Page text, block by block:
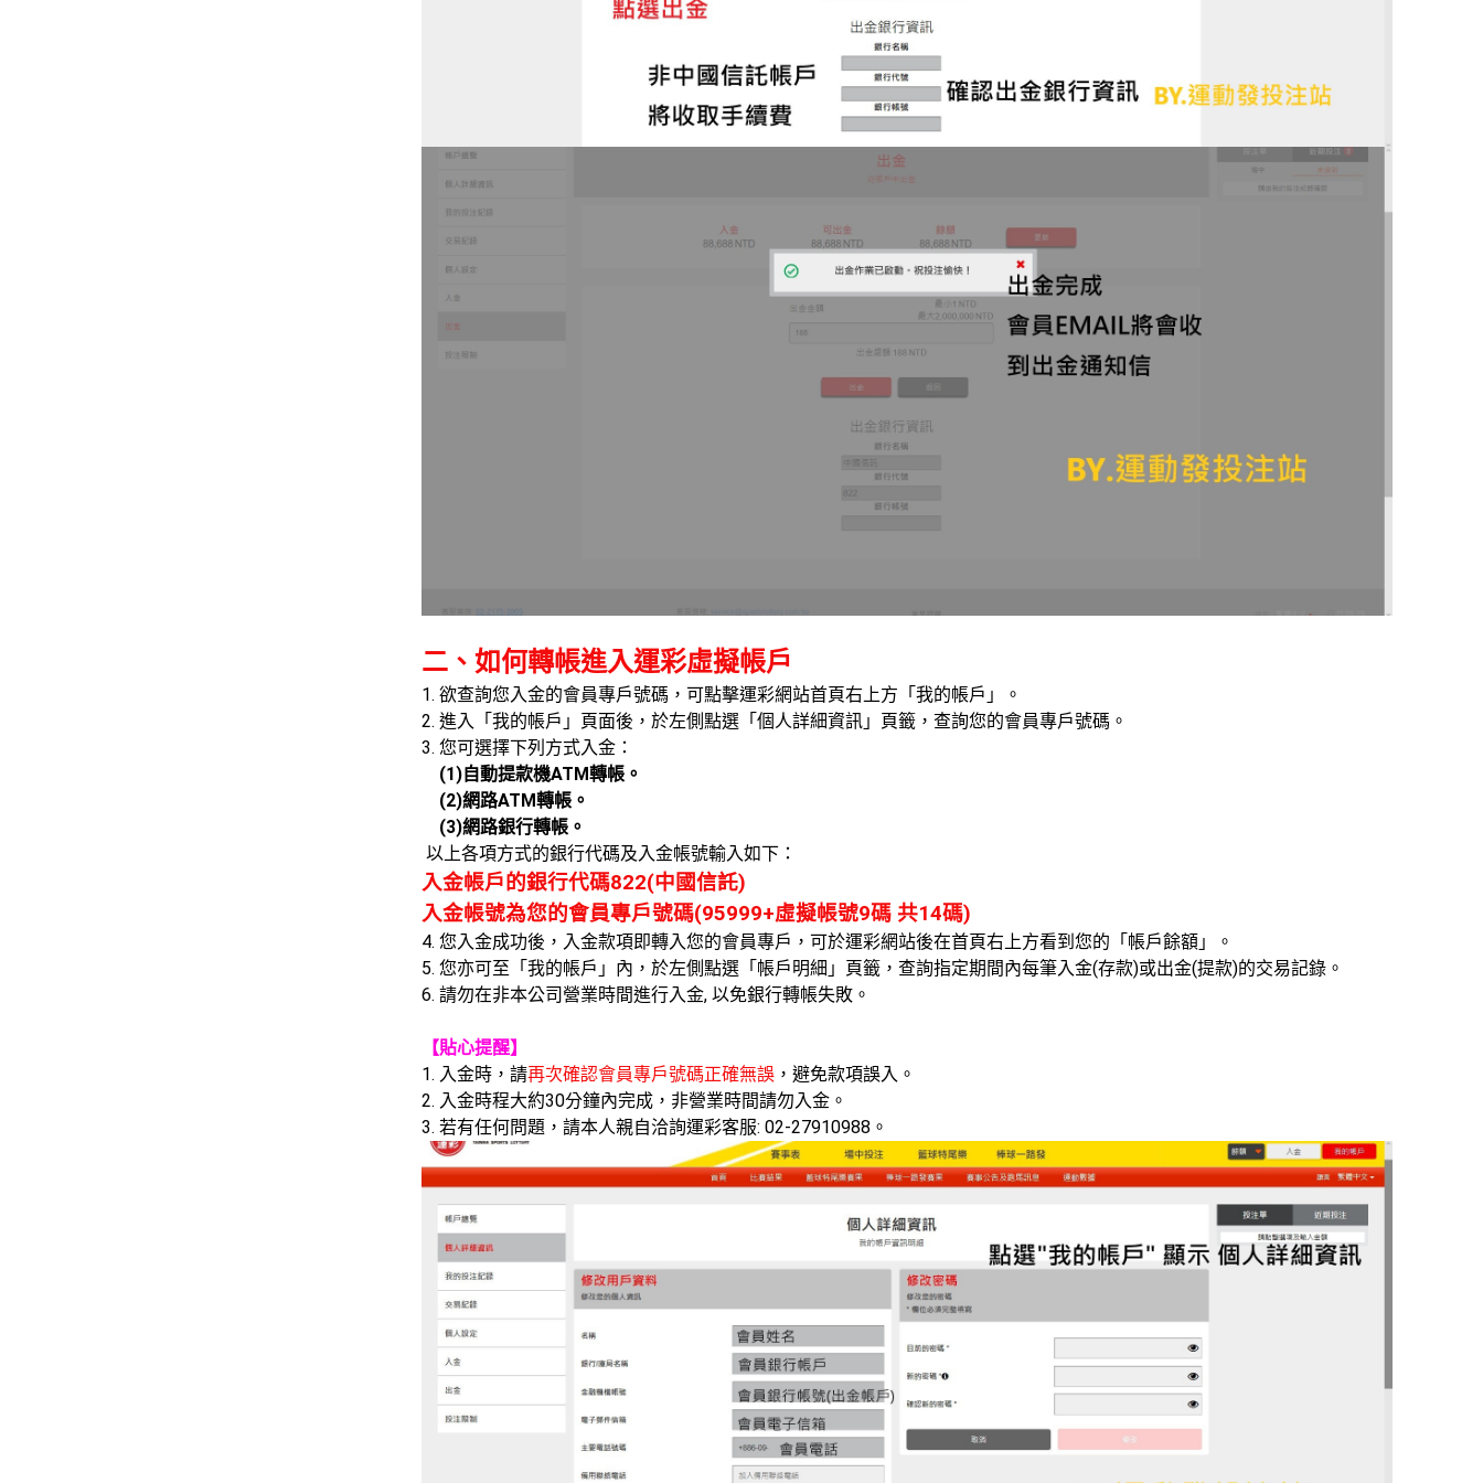
二、如何轉帳進入運彩虛擬帳戶
1. 欲查詢您入金的會員專戶號碼，可點擊運彩網站首頁右上方「我的帳戶」。
2. 進入「我的帳戶」頁面後，於左側點選「個人詳細資訊」頁籤，查詢您的會員專戶號碼。
3. 您可選擇下列方式入金：
(1)自動提款機ATM轉帳。
(2)網路ATM轉帳。
(3)網路銀行轉帳。
以上各項方式的銀行代碼及入金帳號輸入如下：
入金帳戶的銀行代碼822(中國信託)
入金帳號為您的會員專戶號碼(95999+虛擬帳號9碼 共14碼)
4. 您入金成功後，入金款項即轉入您的會員專戶，可於運彩網站後在首頁右上方看到您的「帳戶餘額」。
5. 您亦可至「我的帳戶」內，於左側點選「帳戶明細」頁籤，查詢指定期間內每筆入金(存款)或出金(提款)的交易記錄。
6. 請勿在非本公司營業時間進行入金, 以免銀行轉帳失敗。
【貼心提醒】
1. 入金時，請再次確認會員專戶號碼正確無誤，避免款項誤入。
2. 入金時程大約30分鐘內完成，非營業時間請勿入金。
3. 若有任何問題，請本人親自洽詢運彩客服: 02-27910988。